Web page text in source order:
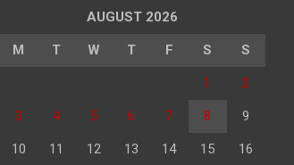
AUGUST 2026
M T W T F S S
1 2
3 4 5 6 7 8 9
10 11 12 13 14 15 16